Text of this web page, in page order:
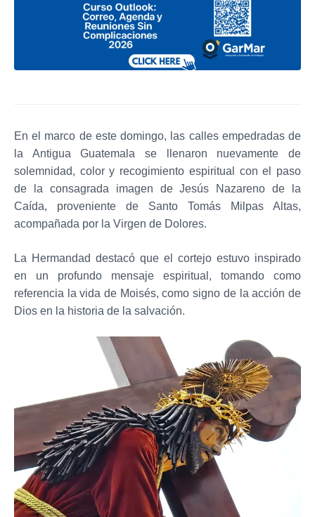
En el marco de este domingo, las calles empedradas de
la Antigua Guatemala se llenaron nuevamente de
solemnidad, color y recogimiento espiritual con el paso
de la consagrada imagen de Jesús Nazareno de la
Caída, proveniente de Santo Tomás Milpas Altas,
acompañada por la Virgen de Dolores.
La Hermandad destacó que el cortejo estuvo inspirado
en un profundo mensaje espiritual, tomando como
referencia la vida de Moisés, como signo de la acción de
Dios en la historia de la salvación.